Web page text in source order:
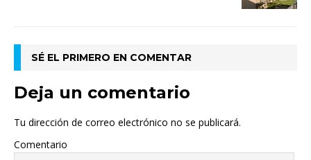
SÉ EL PRIMERO EN COMENTAR
Deja un comentario
Tu dirección de correo electrónico no se publicará.
Comentario